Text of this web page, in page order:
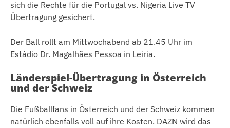
sich die Rechte für die Portugal vs. Nigeria Live TV
Übertragung gesichert.
Der Ball rollt am Mittwochabend ab 21.45 Uhr im
Estádio Dr. Magalhães Pessoa in Leiria.
Länderspiel-Übertragung in Österreich
und der Schweiz
Die Fußballfans in Österreich und der Schweiz kommen
natürlich ebenfalls voll auf ihre Kosten. DAZN wird das